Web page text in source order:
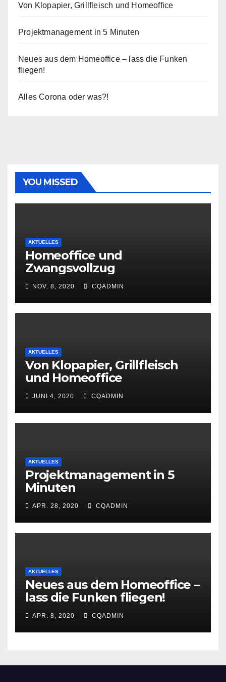
Von Klopapier, Grillfleisch und Homeoffice
Projektmanagement in 5 Minuten
Neues aus dem Homeoffice – lass die Funken
fliegen!
Alles Corona oder was?!
YOU MISSED
AKTUELLES
Homeoffice und
Zwangsvollzug
NOV. 8, 2020 CQADMIN
AKTUELLES
Von Klopapier, Grillfleisch
und Homeoffice
JUNI 4, 2020 CQADMIN
AKTUELLES
Projektmanagement in 5
Minuten
APR. 28, 2020 CQADMIN
AKTUELLES
Neues aus dem Homeoffice –
lass die Funken fliegen!
APR. 8, 2020 CQADMIN